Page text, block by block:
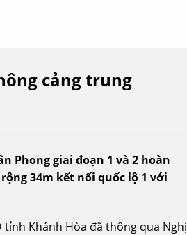
cảng trung
Phong giai đoạn 1 và 2 hoàn
34m kết nối quốc lộ 1 với
tỉnh Khánh Hòa đã thông qua Nghị